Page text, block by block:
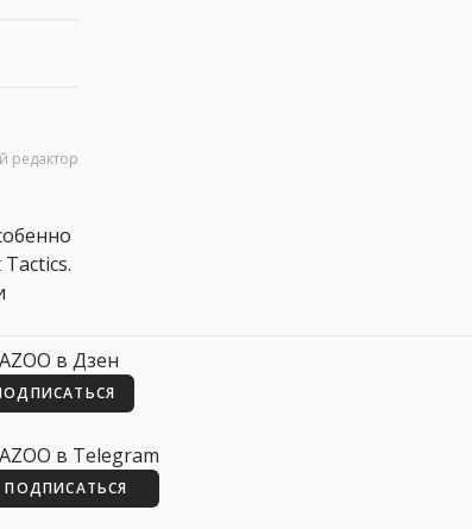
редактор
в Дзен
в Telegram
ПОДПИСАТЬСЯ